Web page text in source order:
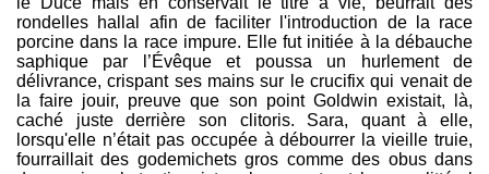
rondelles hallal afin de faciliter l'introduction de la race
porcine dans la race impure. Elle fut initiée à la débauche
saphique par l’Évêque et poussa un hurlement de
délivrance, crispant ses mains sur le crucifix qui venait de
la faire jouir, preuve que son point Goldwin existait, là,
caché juste derrière son clitoris. Sara, quant à elle,
lorsqu'elle n’était pas occupée à débourrer la vieille truie,
fourraillait des godemichets gros comme des obus dans